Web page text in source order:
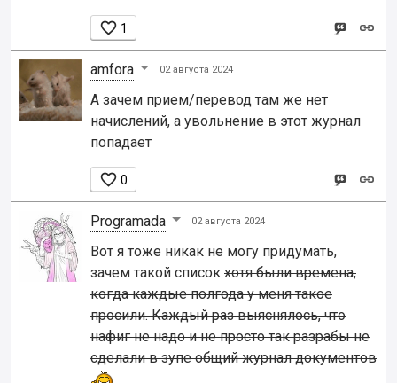
 1
amfora 02 августа 2024
А зачем прием/перевод там же нет
начислений, а увольнение в этот журнал
попадает
 0
Programada 02 августа 2024
Вот я тоже никак не могу придумать,
зачем такой список хотя были времена,
когда каждые полгода у меня такое
просили. Каждый раз выяснялось, что
нафиг не надо и не просто так разрабы не
сделали в зупе общий журнал документов